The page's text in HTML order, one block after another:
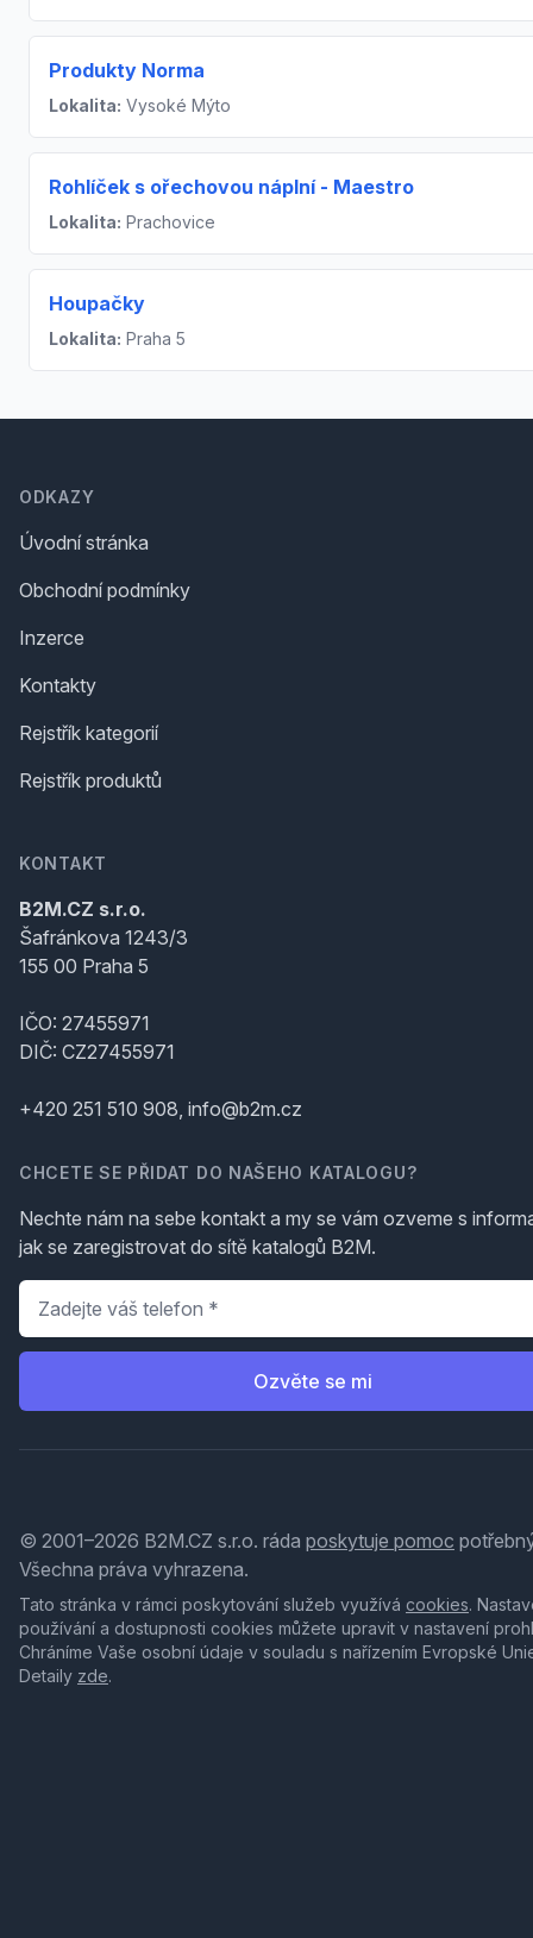
Produkty Norma
Lokalita: Vysoké Mýto
Rohlíček s ořechovou náplní - Maestro
Lokalita: Prachovice
Houpačky
Lokalita: Praha 5
ODKAZY
Úvodní stránka
Obchodní podmínky
Inzerce
Kontakty
Rejstřík kategorií
Rejstřík produktů
KONTAKT
B2M.CZ s.r.o.
Šafránkova 1243/3
155 00 Praha 5
IČO: 27455971
DIČ: CZ27455971
+420 251 510 908, info@b2m.cz
CHCETE SE PŘIDAT DO NAŠEHO KATALOGU?
Nechte nám na sebe kontakt a my se vám ozveme s
jak se zaregistrovat do sítě katalogů B2M.
Telefon
Ozvěte se mi
© 2001–2026 B2M.CZ s.r.o. ráda poskytuje pomoc
Všechna práva vyhrazena.
Tato stránka v rámci poskytování služeb využívá cookies.
používání a dostupnosti cookies můžete upravit v nastavení
Chráníme Vaše osobní údaje v souladu s nařízením Evropské
Detaily zde.